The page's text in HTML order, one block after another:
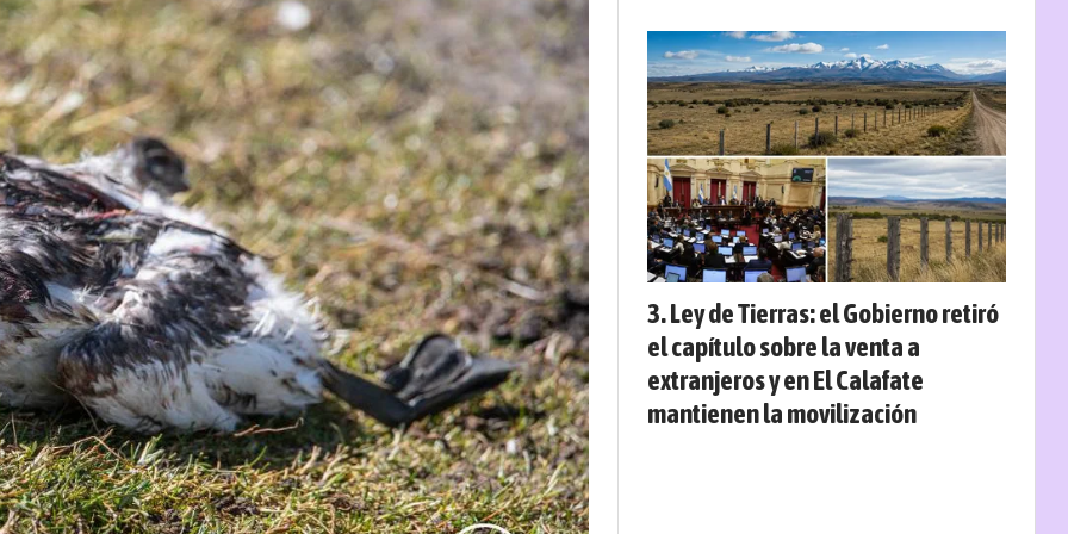
Ley de Tierras: el Gobierno retiró
el capítulo sobre la venta a
extranjeros y en El Calafate
mantienen la movilización